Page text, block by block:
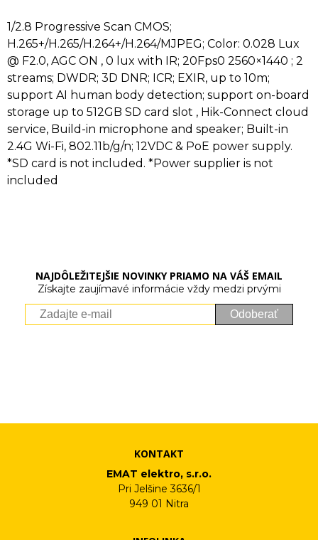
1/2.8 Progressive Scan CMOS;
H.265+/H.265/H.264+/H.264/MJPEG; Color: 0.028 Lux
@ F2.0, AGC ON , 0 lux with IR; 20Fps0 2560×1440 ; 2
streams; DWDR; 3D DNR; ICR; EXIR, up to 10m;
support AI human body detection; support on-board
storage up to 512GB SD card slot , Hik-Connect cloud
service, Build-in microphone and speaker; Built-in
2.4G Wi-Fi, 802.11b/g/n; 12VDC & PoE power supply.
*SD card is not included. *Power supplier is not
included
NAJDÔLEŽITEJŠIE NOVINKY PRIAMO NA VÁŠ EMAIL
Získajte zaujímavé informácie vždy medzi prvými
Odoberať
KONTAKT
EMAT elektro, s.r.o.
Pri Jelšine 3636/1
949 01 Nitra